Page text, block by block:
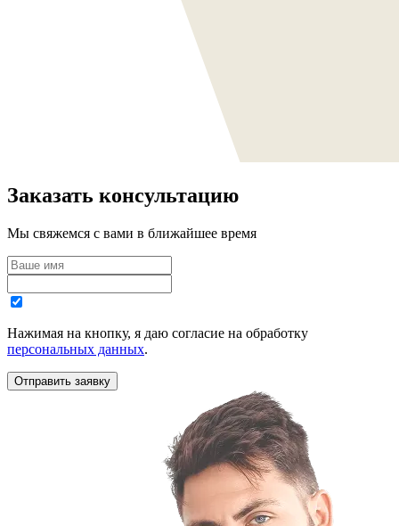
Заказать консультацию
Мы свяжемся с вами в ближайшее время
Нажимая на кнопку, я даю согласие на обработку
персональных данных.